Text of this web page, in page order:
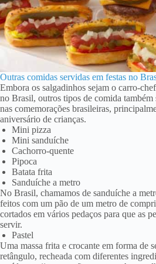
Outras comidas servidas em festas no
Embora os salgadinhos sejam o carro-
no Brasil, outros tipos de comida também
nas comemorações brasileiras,
aniversário de crianças.
Mini pizza
Mini sanduíche
Cachorro-quente
Pipoca
Batata frita
Sanduíche a metro
No Brasil, chamamos de sanduíche a
feitos com um pão de um metro de
cortados em vários pedaços para que as
servir.
Pastel
Uma massa frita e crocante em forma de
retângulo, recheada com diferentes